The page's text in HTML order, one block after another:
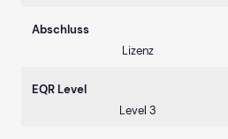
Abschluss
Lizenz
EQR Level
Level 3